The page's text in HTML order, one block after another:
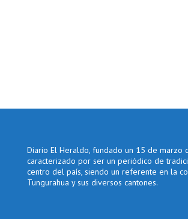
Diario El Heraldo, fundado un 15 de marzo
caracterizado por ser un periódico de
centro del país, siendo un referente en la
Tungurahua y sus diversos cantones.